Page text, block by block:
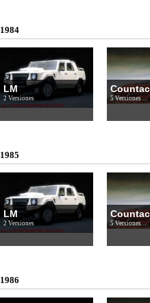
1984
LM
2 Versiones 5 Versiones
1985
LM
2 Versiones 5 Versiones
1986